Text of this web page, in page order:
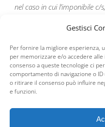
Gestisci
Per fornire la migliore esperienza,
per memorizzare e/o accedere
consenso a queste tecnologie ci
comportamento di navigazione o
o ritirare il consenso può influire
e funzioni.
nel caso in cui l’imponibile
mensile viene inserita nel
netto di eventuali erogazioni
il valore di euro 1.923 ma
superamento della soglia di